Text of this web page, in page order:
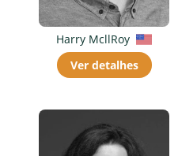
Harry McllRoy
Ver detalhes